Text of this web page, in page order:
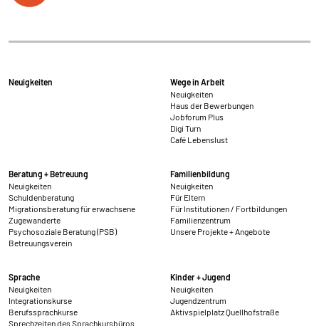
Neuigkeiten
Wege in Arbeit
Neuigkeiten
Haus der Bewerbungen
Jobforum Plus
Digi Turn
Café Lebenslust
Beratung + Betreuung
Neuigkeiten
Schuldenberatung
Migrationsberatung für erwachsene
Zugewanderte
Psychosoziale Beratung (PSB)
Betreuungsverein
Familienbildung
Neuigkeiten
Für Eltern
Für Institutionen / Fortbildungen
Familienzentrum
Unsere Projekte + Angebote
Sprache
Neuigkeiten
Integrationskurse
Berufssprachkurse
Sprechzeiten des Sprachkursbüros
Kinder + Jugend
Neuigkeiten
Jugendzentrum
Aktivspielplatz Quellhofstraße